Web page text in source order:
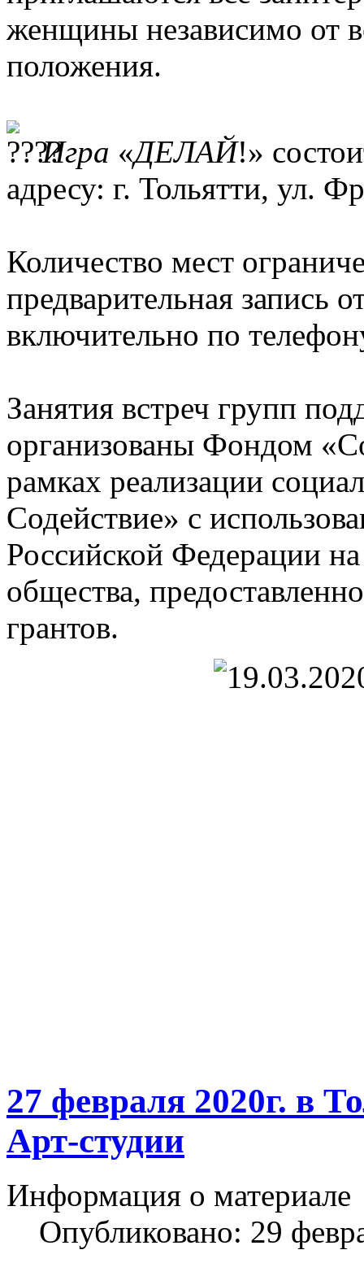
женщины независимо от
положения.
Игра «ДЕЛАЙ!»
адресу: г. Тольятти, ул.
Количество мест
предварительная запись
включительно по
Занятия встреч групп
организованы Фондом
рамках реализации
Содействие» с
Российской Федерации
общества,
грантов.
27 февраля 2020г. в
Арт-студии
Информация о материале
Опубликовано: 29